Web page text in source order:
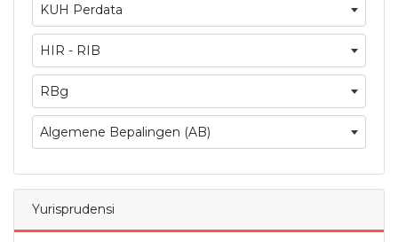
KUH Perdata
HIR - RIB
RBg
Algemene Bepalingen (AB)
Yurisprudensi